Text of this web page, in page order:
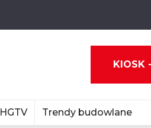
KIOSK
HGTV Trendy budowlane